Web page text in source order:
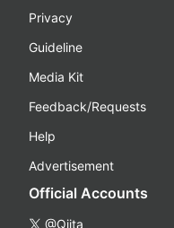
Privacy
Guideline
Media Kit
Feedback/Requests
Help
Advertisement
Official Accounts
@Qiita